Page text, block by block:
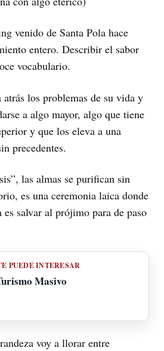
venido de Santa Pola hace
entero. Describir el sabor
vocabulario.
los problemas de su vida y
a algo mayor, algo que tiene
y que los eleva a una
precedentes.
las almas se purifican sin
es una ceremonia laica donde
salvar al prójimo para de paso
PUEDE INTERESAR
Masivo
voy a llorar entre